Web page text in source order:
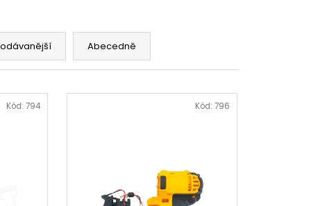
Abecedně
Kód: 794 Kód: 796